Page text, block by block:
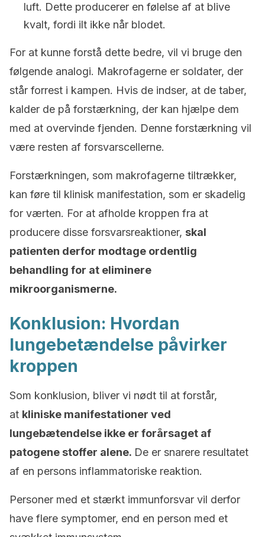
luft. Dette producerer en følelse af at blive
kvalt, fordi ilt ikke når blodet.
For at kunne forstå dette bedre, vil vi bruge den
følgende analogi. Makrofagerne er soldater, der
står forrest i kampen. Hvis de indser, at de taber,
kalder de på forstærkning, der kan hjælpe dem
med at overvinde fjenden. Denne forstærkning vil
være resten af forsvarscellerne.
Forstærkningen, som makrofagerne tiltrækker,
kan føre til klinisk manifestation, som er skadelig
for værten. For at afholde kroppen fra at
producere disse forsvarsreaktioner, skal
patienten derfor modtage ordentlig
behandling for at eliminere
mikroorganismerne.
Konklusion: Hvordan
lungebetændelse påvirker
kroppen
Som konklusion, bliver vi nødt til at forstår,
at kliniske manifestationer ved
lungebætendelse ikke er forårsaget af
patogene stoffer alene. De er snarere resultatet
af en persons inflammatoriske reaktion.
Personer med et stærkt immunforsvar vil derfor
have flere symptomer, end en person med et